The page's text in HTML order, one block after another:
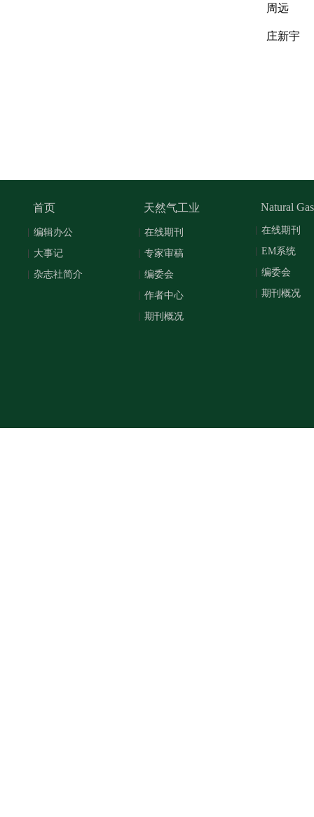
周远
庄新宇
首页
编辑办公
大事记
杂志社简介
天然气工业
在线期刊
专家审稿
编委会
作者中心
期刊概况
Natural
在线期刊
EM系统
编委会
期刊概况